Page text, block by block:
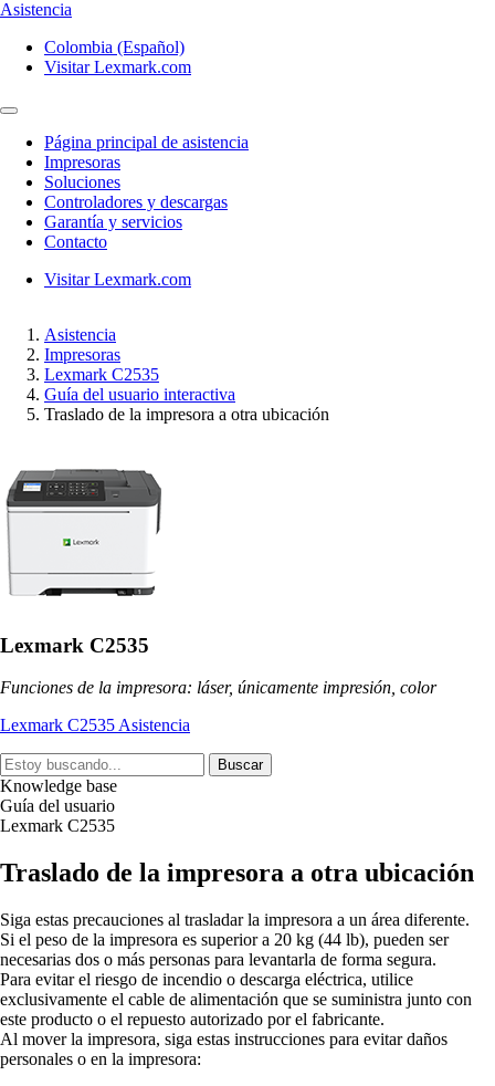
Asistencia
Colombia (Español)
Visitar Lexmark.com
Página principal de asistencia
Impresoras
Soluciones
Controladores y descargas
Garantía y servicios
Contacto
Visitar Lexmark.com
Asistencia
Impresoras
Lexmark C2535
Guía del usuario interactiva
Traslado de la impresora a otra ubicación
Lexmark C2535
Funciones de la impresora: láser, únicamente impresión, color
Lexmark C2535 Asistencia
Buscar
Knowledge base
Guía del usuario
Lexmark C2535
Traslado de la impresora a otra ubicación
Siga estas precauciones al trasladar la impresora a un área diferente.
Si el peso de la impresora es superior a 20 kg (44 lb), pueden ser
necesarias dos o más personas para levantarla de forma segura.
Para evitar el riesgo de incendio o descarga eléctrica, utilice
exclusivamente el cable de alimentación que se suministra junto con
este producto o el repuesto autorizado por el fabricante.
Al mover la impresora, siga estas instrucciones para evitar daños
personales o en la impresora: